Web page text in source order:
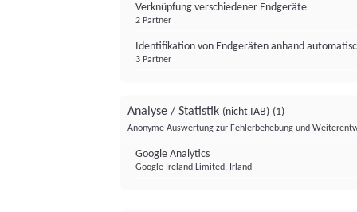
Verknüpfung verschiedener Endgeräte
2 Partner
Identifikation von Endgeräten anhand
3 Partner
Analyse / Statistik (nicht IAB) (1)
Anonyme Auswertung zur Fehlerbehebung und
Google Analytics
Google Ireland Limited, Irland